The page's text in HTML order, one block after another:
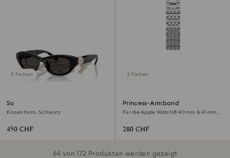
2 Farben
Sonnenbrille
Kissenform, Schwarz
450 CHF
3 Farben
Princess-Armband
Für die Apple Watch® 40 mm & 41 mm,
280 CHF
64 von 172 Produkten werden gezeigt